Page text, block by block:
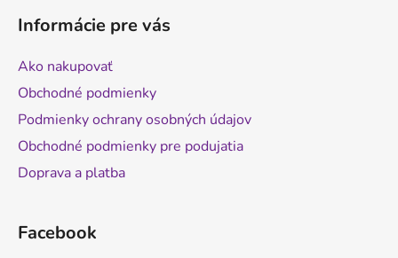
Informácie pre vás
Ako nakupovať
Obchodné podmienky
Podmienky ochrany osobných údajov
Obchodné podmienky pre podujatia
Doprava a platba
Facebook